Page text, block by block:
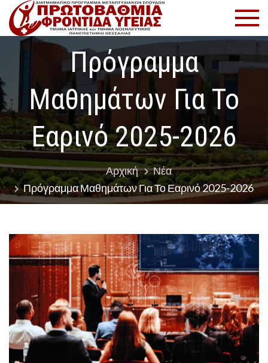
Μετάβαση
στο
περιεχόμενο
Υγείας
Πρόγραμμα
Σπουδών
Πρόγραμμα
Μαθημάτων Για Το
Εαρινό 2025-2026
Αρχική
Νέα
Πρόγραμμα Μαθημάτων Για Το Εαρινό 2025-2026